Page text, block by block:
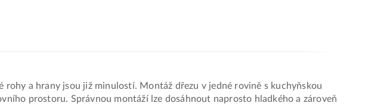
rohy a hrany jsou již minulostí. Montáž dřezu v jedné rovině s kuchyňskou
prostoru. Správnou montáží lze dosáhnout naprosto hladkého a zároveň